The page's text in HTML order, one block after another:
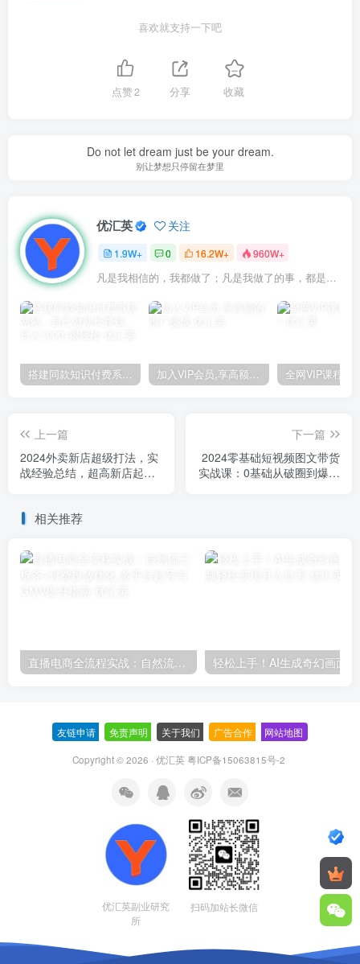
喜欢就支持一下吧
点赞2 分享 收藏
Do not let dream just be your dream.
别让梦想只停留在梦里
优汇英 关注
1.9W+ 0 16.2W+ 960W+
凡是我相信的，我都做了；凡是我做了的事，都是全身心地投入去做的
搭建同款知识付费系统网站，自己做站长挣钱，日入1000+很轻松 加入VIP会员,享高额的推广提成
上一篇
2024外卖新店超级打法，实
战经验总结，超高新店起店
下一篇
2024零基础短视频图文带货
实战课：0基础从破圈到爆单
相关推荐
直播电商全流程实战：自然流三板斧+付费投放优化,多平台起号与GMV提升指南
友链申请 免责声明 关于我们 广告合作 网站地图
Copyright © 2026 · 优汇英粤ICP备15063815号-2
优汇英副业研究
所
扫码加站长微信